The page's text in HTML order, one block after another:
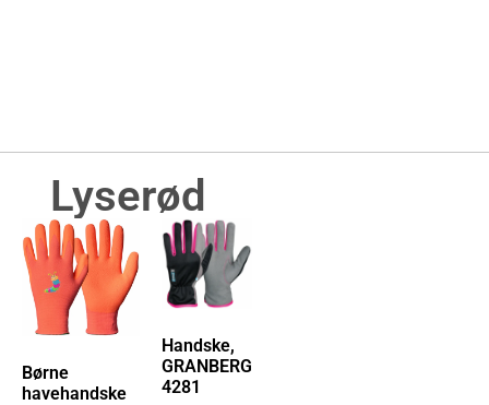
Lyserød
Børne
havehandske
Handske,
GRANBERG
4281